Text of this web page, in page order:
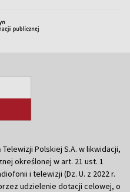
Polskiej S.A. w likwidacji,
określonej w art. 21 ust. 1
i telewizji (Dz. U. z 2022 r.
udzielenie dotacji celowej, o